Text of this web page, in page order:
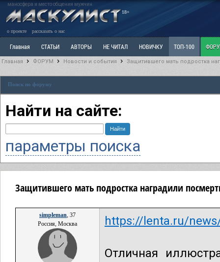
маносфера и место общения мужчин
18+
о проекте рассказать о нас
Главная СТАТЬИ АВТОРЫ НЕ ЧИТАЛ НОВИЧКУ ТОП-100
Ветка: Наболевшее. Выскажись!
РАЗДЕЛ: Разное
Главная ФОРУМ Новости и события Защитившего мать подростка
Поиск по форуму
Найти на сайте:
параметры поиска
Защитившего мать подростка наградили
simpleman, 37
Россия, Москва
https://lenta.ru/
Отличная